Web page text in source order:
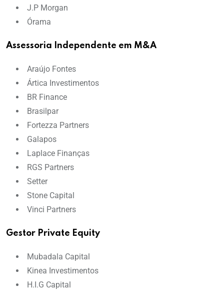
J.P Morgan
Órama
Assessoria Independente em M&A
Araújo Fontes
Ártica Investimentos
BR Finance
Brasilpar
Fortezza Partners
Galapos
Laplace Finanças
RGS Partners
Setter
Stone Capital
Vinci Partners
Gestor Private Equity
Mubadala Capital
Kinea Investimentos
H.I.G Capital